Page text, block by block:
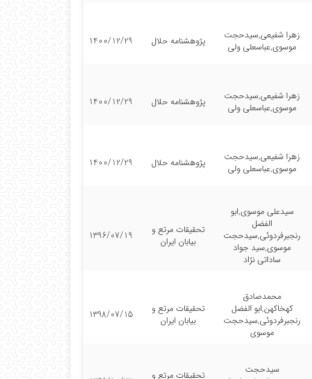
زهرا شفیعی,سیدحجت
موسوی,عباسعلی ولی
پژوهشنامه حلال 1400/12/29
زهرا شفیعی,سیدحجت
موسوی,عباسعلی ولی
پژوهشنامه حلال 1400/12/29
زهرا شفیعی,سیدحجت
موسوی,عباسعلی ولی
پژوهشنامه حلال 1400/12/29
سیدعلی موسوی,ابو
الفضل
رنجبرفردوئی,سیدحجت
موسوی,سید جواد
ساداتی نژاد
تحقیقات مرتع و
بیابان ایران
1396/07/19
محمدصادق
کهخاکهن,ابو الفضل
رنجبرفردوئی,سیدحجت
موسوی
تحقیقات مرتع و
بیابان ایران
1398/07/15
سیدحجت
تحقیقات مرتع و